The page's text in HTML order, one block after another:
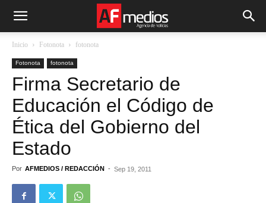
Inicio Fotonota fotonota
Fotonota fotonota
Firma Secretario de
Educación el Código de
Ética del Gobierno del
Estado
Por AFMEDIOS / REDACCIÓN - Sep 19, 2011